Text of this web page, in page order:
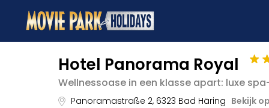
Hotel Panorama Royal
Wellnessoase in een klasse apart: luxe
Panoramastraße 2, 6323 Bad Häring Bekijk